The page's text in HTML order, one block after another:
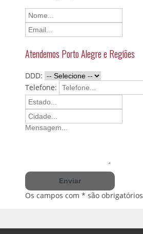
Atendemos Porto Alegre e Regiões
DDD:
Telefone:
Os campos com * são obrigatórios